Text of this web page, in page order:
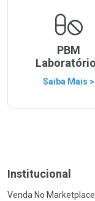
PBM
Saiba Mais >
Institucional
Venda No Marketplace